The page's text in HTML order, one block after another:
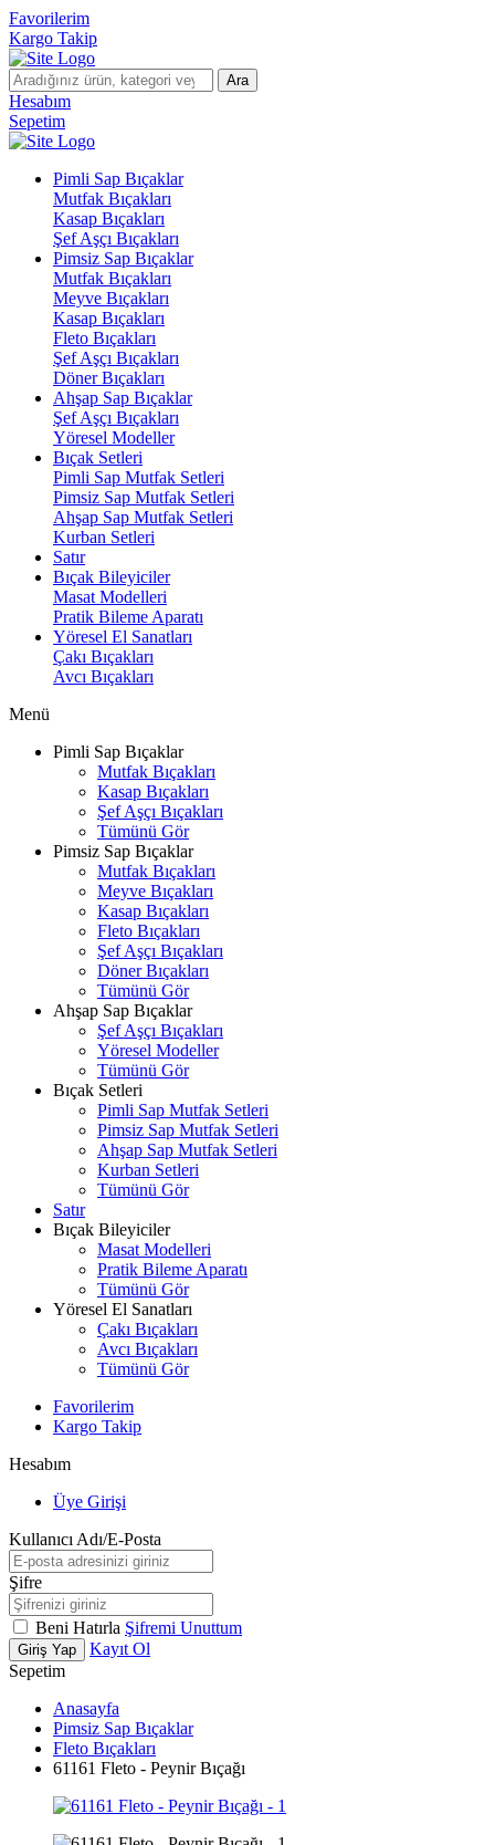
Favorilerim
Kargo Takip
Ara
Hesabım
Sepetim
Pimli Sap Bıçaklar
Mutfak Bıçakları
Kasap Bıçakları
Şef Aşçı Bıçakları
Pimsiz Sap Bıçaklar
Mutfak Bıçakları
Meyve Bıçakları
Kasap Bıçakları
Fleto Bıçakları
Şef Aşçı Bıçakları
Döner Bıçakları
Ahşap Sap Bıçaklar
Şef Aşçı Bıçakları
Yöresel Modeller
Bıçak Setleri
Pimli Sap Mutfak Setleri
Pimsiz Sap Mutfak Setleri
Ahşap Sap Mutfak Setleri
Kurban Setleri
Satır
Bıçak Bileyiciler
Masat Modelleri
Pratik Bileme Aparatı
Yöresel El Sanatları
Çakı Bıçakları
Avcı Bıçakları
Menü
Pimli Sap Bıçaklar
Mutfak Bıçakları
Kasap Bıçakları
Şef Aşçı Bıçakları
Tümünü Gör
Pimsiz Sap Bıçaklar
Mutfak Bıçakları
Meyve Bıçakları
Kasap Bıçakları
Fleto Bıçakları
Şef Aşçı Bıçakları
Döner Bıçakları
Tümünü Gör
Ahşap Sap Bıçaklar
Şef Aşçı Bıçakları
Yöresel Modeller
Tümünü Gör
Bıçak Setleri
Pimli Sap Mutfak Setleri
Pimsiz Sap Mutfak Setleri
Ahşap Sap Mutfak Setleri
Kurban Setleri
Tümünü Gör
Satır
Bıçak Bileyiciler
Masat Modelleri
Pratik Bileme Aparatı
Tümünü Gör
Yöresel El Sanatları
Çakı Bıçakları
Avcı Bıçakları
Tümünü Gör
Favorilerim
Kargo Takip
Hesabım
Üye Girişi
Kullanıcı Adı/E-Posta
Şifre
Beni Hatırla Şifremi Unuttum
Giriş Yap
Kayıt Ol
Sepetim
Anasayfa
Pimsiz Sap Bıçaklar
Fleto Bıçakları
61161 Fleto - Peynir Bıçağı